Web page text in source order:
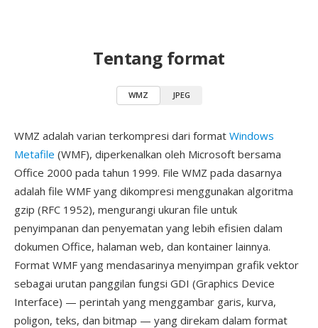
Tentang format
WMZ JPEG
WMZ adalah varian terkompresi dari format Windows
Metafile (WMF), diperkenalkan oleh Microsoft bersama
Office 2000 pada tahun 1999. File WMZ pada dasarnya
adalah file WMF yang dikompresi menggunakan algoritma
gzip (RFC 1952), mengurangi ukuran file untuk
penyimpanan dan penyematan yang lebih efisien dalam
dokumen Office, halaman web, dan kontainer lainnya.
Format WMF yang mendasarinya menyimpan grafik vektor
sebagai urutan panggilan fungsi GDI (Graphics Device
Interface) — perintah yang menggambar garis, kurva,
poligon, teks, dan bitmap — yang direkam dalam format